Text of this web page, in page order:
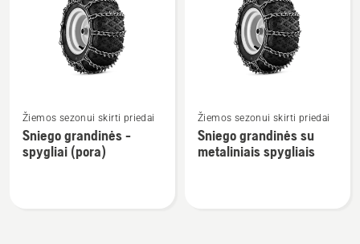
produktus
daugiau
detalių
apie
Žiemos sezonui skirti priedai
Sniego grandinės -
spygliai (pora)
daugiau
detalių
apie
Žiemos sezonui skirti priedai
Sniego grandinės su
metaliniais spygliais